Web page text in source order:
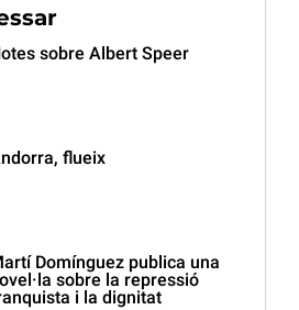
sobre Albert Speer
flueix
Domínguez publica una
sobre la repressió
i la dignitat